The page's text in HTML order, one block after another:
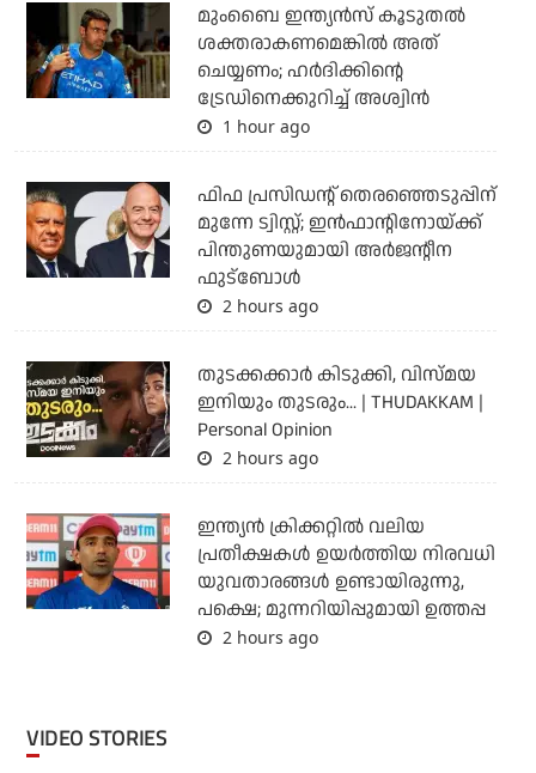
മുംബൈ ഇന്ത്യന്‍സ് കൂടുതല്‍
ശക്തരാകണമെങ്കില്‍ അത്
ചെയ്യണം; ഹര്‍ദിക്കിന്റെ
ട്രേഡിനെക്കുറിച്ച് അശ്വിന്‍
1 hour ago
ഫിഫ പ്രസിഡന്റ് തെരഞ്ഞെടുപ്പിന്
മുന്നേ ട്വിസ്റ്റ്; ഇന്‍ഫാന്റിനോയ്ക്ക്
പിന്തുണയുമായി അര്‍ജന്റീന
ഫുട്‌ബോള്‍
2 hours ago
തുടക്കക്കാര്‍ കിടുക്കി, വിസ്മയ
ഇനിയും തുടരും... | THUDAKKAM |
Personal Opinion
2 hours ago
ഇന്ത്യന്‍ ക്രിക്കറ്റില്‍ വലിയ
പ്രതീക്ഷകള്‍ ഉയര്‍ത്തിയ നിരവധി
യുവതാരങ്ങള്‍ ഉണ്ടായിരുന്നു,
പക്ഷെ; മുന്നറിയിപ്പുമായി ഉത്തപ്പ
2 hours ago
VIDEO STORIES